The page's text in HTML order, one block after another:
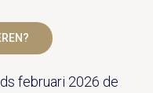
februari 2026 de